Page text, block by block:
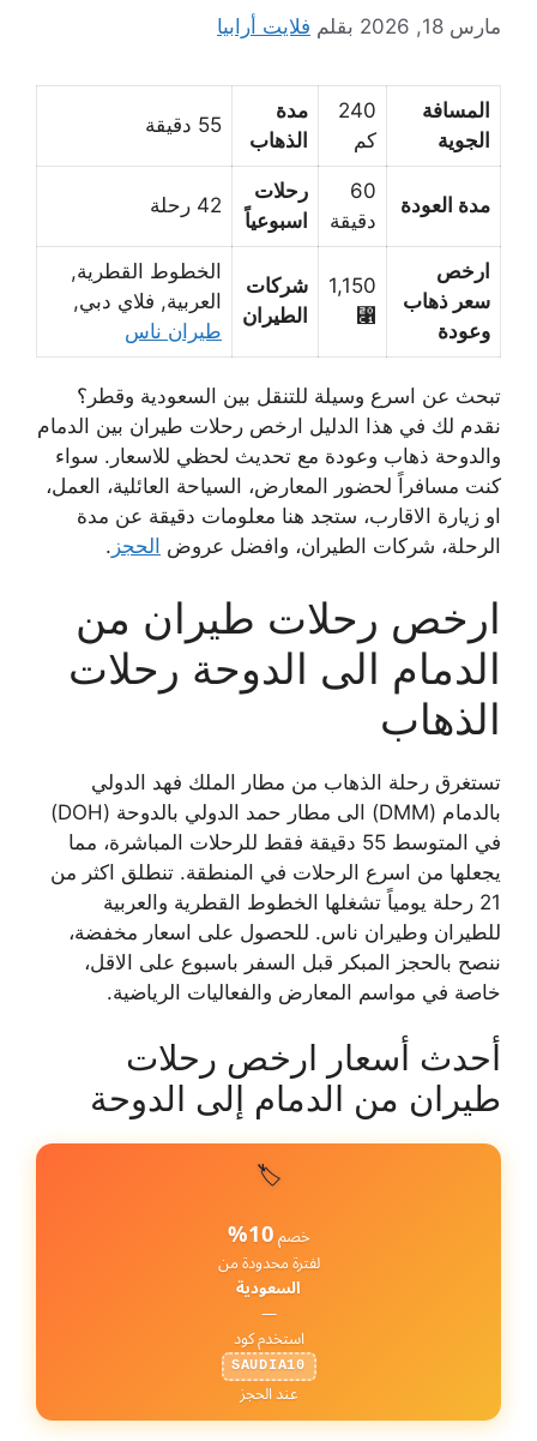
مارس 18, 2026 بقلم فلايت أرابيا
المسافة
الجوية
240
كم
مدة
الذهاب
55 دقيقة
مدة العودة
60
دقيقة
رحلات
اسبوعياً
42 رحلة
ارخص
سعر ذهاب
وعودة
1,150
⃁
شركات
الطيران
الخطوط القطرية,
العربية, فلاي دبي,
طيران ناس
تبحث عن اسرع وسيلة للتنقل بين السعودية وقطر؟
نقدم لك في هذا الدليل ارخص رحلات طيران بين الدمام
والدوحة ذهاب وعودة مع تحديث لحظي للاسعار. سواء
كنت مسافراً لحضور المعارض، السياحة العائلية، العمل،
او زيارة الاقارب، ستجد هنا معلومات دقيقة عن مدة
الرحلة، شركات الطيران، وافضل عروض الحجز .
ارخص رحلات طيران من
الدمام الى الدوحة رحلات
الذهاب
تستغرق رحلة الذهاب من مطار الملك فهد الدولي
بالدمام (DMM) الى مطار حمد الدولي بالدوحة (DOH)
في المتوسط 55 دقيقة فقط للرحلات المباشرة، مما
يجعلها من اسرع الرحلات في المنطقة. تنطلق اكثر من
21 رحلة يومياً تشغلها الخطوط القطرية والعربية
للطيران وطيران ناس. للحصول على اسعار مخفضة،
ننصح بالحجز المبكر قبل السفر باسبوع على الاقل،
خاصة في مواسم المعارض والفعاليات الرياضية.
أحدث أسعار ارخص رحلات
طيران من الدمام إلى الدوحة
🏷️
خصم 10%
لفترة محدودة من
السعودية
—
استخدم كود
SAUDIA10
عند الحجز